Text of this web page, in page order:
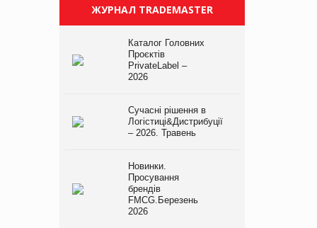
ЖУРНАЛ TRADEMASTER
Каталог Головних
Проєктів
PrivateLabel –
2026
Сучасні рішення в
Логістиці&Дистрибуції
– 2026. Травень
Новинки.
Просування
брендів
FMCG.Березень
2026